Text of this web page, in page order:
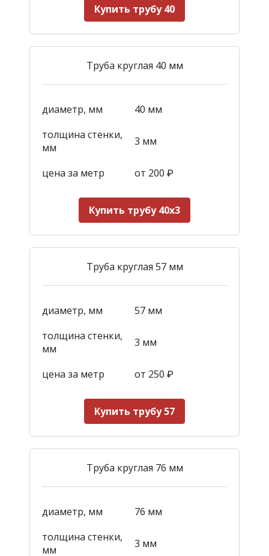
Купить трубу 40
Труба круглая 40 мм
диаметр, мм
40 мм
толщина стенки,
мм
3 мм
цена за метр от 200 ₽
Купить трубу 40х3
Труба круглая 57 мм
диаметр, мм
57 мм
толщина стенки,
мм
3 мм
цена за метр от 250 ₽
Купить трубу 57
Труба круглая 76 мм
диаметр, мм
76 мм
толщина стенки,
мм
3 мм